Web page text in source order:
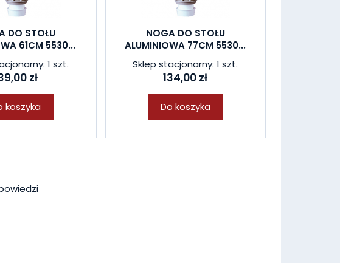
DO STOŁU
61CM 5530...
1 szt.
zł
koszyka
NOGA DO STOŁU
ALUMINIOWA 77CM 5530...
Sklep stacjonarny: 1 szt.
134,00 zł
Do koszyka